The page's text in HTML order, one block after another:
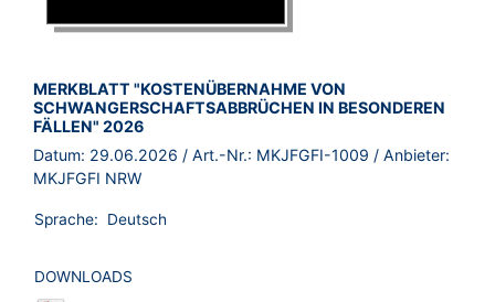
BROSCHÜRE:
MERKBLATT "KOSTENÜBERNAHME VON
SCHWANGERSCHAFTSABBRÜCHEN IN BESONDEREN
FÄLLEN" 2026
Datum: 29.06.2026 / Art.-Nr.: MKJFGFI-1009 / Anbieter:
MKJFGFI NRW
Sprache: Deutsch
DOWNLOADS